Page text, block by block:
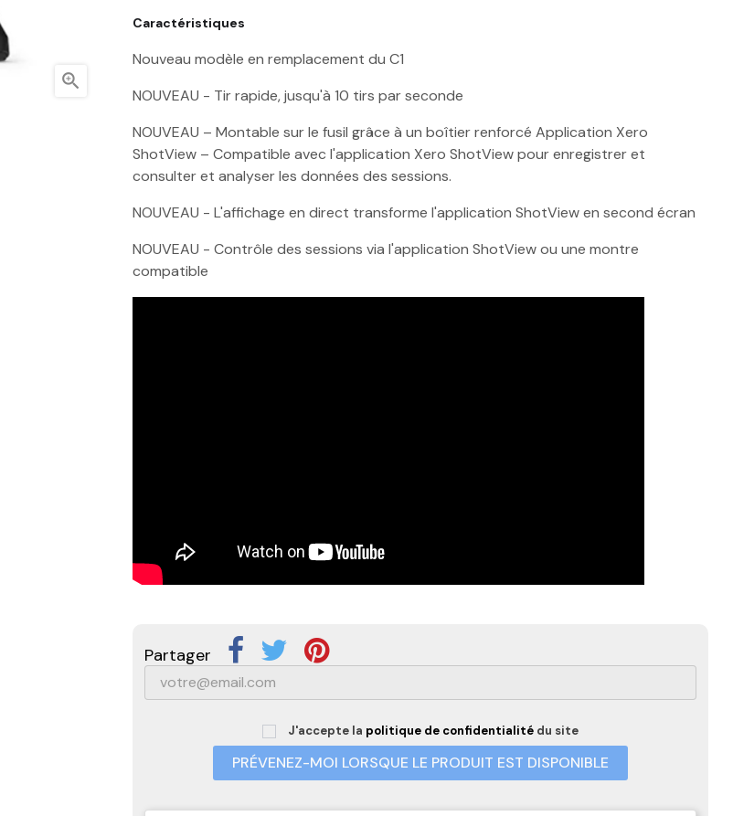

Caractéristiques
Nouveau modèle en remplacement du C1
NOUVEAU - Tir rapide, jusqu'à 10 tirs par seconde
NOUVEAU – Montable sur le fusil grâce à un boîtier renforcé Application Xero
ShotView – Compatible avec l'application Xero ShotView pour enregistrer et
consulter et analyser les données des sessions.
NOUVEAU - L'affichage en direct transforme l'application ShotView en second écran
NOUVEAU - Contrôle des sessions via l'application ShotView ou une montre
compatible
Partager
J'accepte la politique de confidentialité du site
PRÉVENEZ-MOI LORSQUE LE PRODUIT EST DISPONIBLE